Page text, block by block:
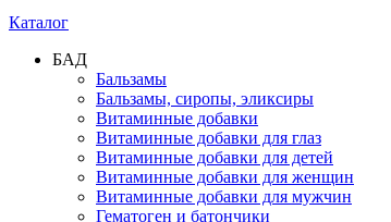
Каталог
БАД
Бальзамы
Бальзамы, сиропы, эликсиры
Витаминные добавки
Витаминные добавки для глаз
Витаминные добавки для детей
Витаминные добавки для женщин
Витаминные добавки для мужчин
Гематоген и батончики